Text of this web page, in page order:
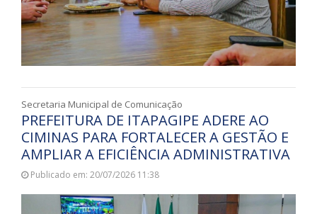
Secretaria Municipal de Comunicação
PREFEITURA DE ITAPAGIPE ADERE AO
CIMINAS PARA FORTALECER A GESTÃO E
AMPLIAR A EFICIÊNCIA ADMINISTRATIVA
Publicado em: 20/07/2026 11:38